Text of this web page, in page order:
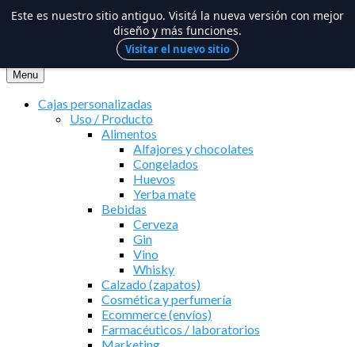
al
contenido
Menu
Cajas personalizadas
Uso / Producto
Alimentos
Alfajores y chocolates
Congelados
Huevos
Yerba mate
Bebidas
Cerveza
Gin
Vino
Whisky
Calzado (zapatos)
Cosmética y perfumería
Ecommerce (envíos)
Farmacéuticos / laboratorios
Este es nuestro sitio antiguo. Visitá la nueva versión con mejor
diseño y más funciones.
Visitar el nuevo sitio